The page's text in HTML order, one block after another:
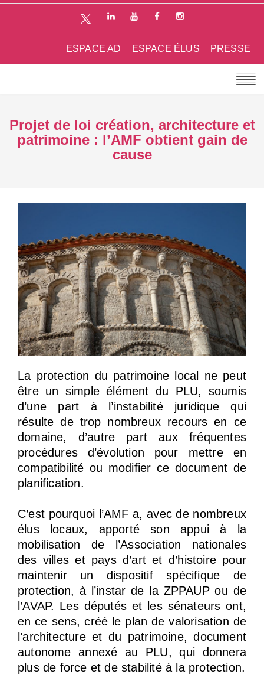
PRESSE
ESPACE ÉLUS
ESPACE AD
Projet de loi création, architecture et
patrimoine : l’AMF obtient gain de
cause
La protection du patrimoine local ne peut
être un simple élément du PLU, soumis
d’une part à l’instabilité juridique qui
résulte de trop nombreux recours en ce
domaine, d’autre part aux fréquentes
procédures d’évolution pour mettre en
compatibilité ou modifier ce document de
planification.
C’est pourquoi l’AMF a, avec de nombreux
élus locaux, apporté son appui à la
mobilisation de l’Association nationales
des villes et pays d’art et d’histoire pour
maintenir un dispositif spécifique de
protection, à l’instar de la ZPPAUP ou de
l’AVAP. Les députés et les sénateurs ont,
en ce sens, créé le plan de valorisation de
l’architecture et du patrimoine, document
autonome annexé au PLU, qui donnera
plus de force et de stabilité à la protection.